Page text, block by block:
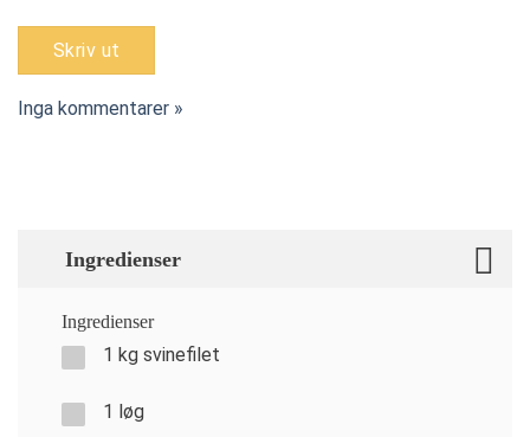
Skriv ut
Inga kommentarer »
Ingredienser
Ingredienser
1 kg svinefilet
1 løg